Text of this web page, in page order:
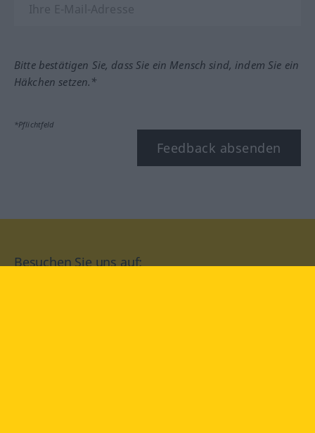
Bitte bestätigen Sie, dass Sie ein Mensch sind, indem Sie ein
Häkchen setzen.*
*Pflichtfeld
Feedback absenden
Besuchen Sie uns auf: